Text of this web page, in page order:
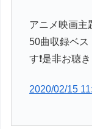
アニメ映画主
50曲収録ベス
す❗️是非お聴
2020/02/15